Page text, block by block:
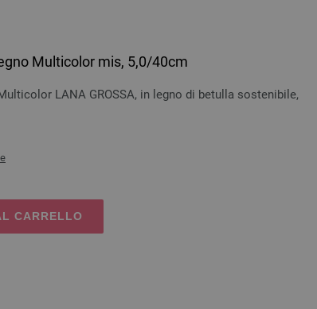
Multicolor mis, 5,0/40cm
LANA GROSSA, in legno di betulla sostenibile,
CARRELLO